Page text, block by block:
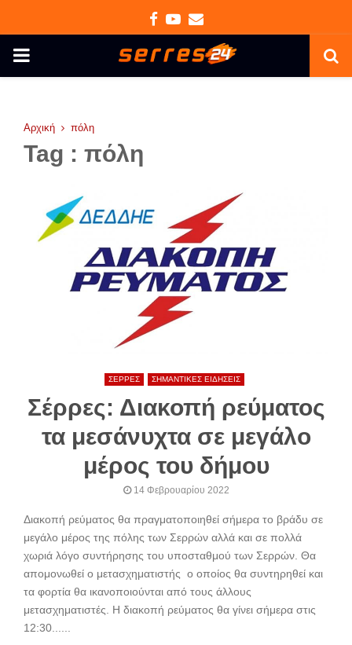
Facebook
Youtube
Email
PRIMARY
Αρχική πόλη
Tag : πόλη
ΣΕΡΡΕΣ ΣΗΜΑΝΤΙΚΕΣ ΕΙΔΗΣΕΙΣ
Σέρρες: Διακοπή ρεύματος
τα μεσάνυχτα σε μεγάλο
μέρος του δήμου
14 Φεβρουαρίου 2022
Διακοπή ρεύματος θα πραγματοποιηθεί σήμερα το βράδυ σε
μεγάλο μέρος της πόλης των Σερρών αλλά και σε πολλά
χωριά λόγο συντήρησης του υποσταθμού των Σερρών. Θα
απομονωθεί ο μετασχηματιστής ο οποίος θα συντηρηθεί και
τα φορτία θα ικανοποιούνται από τους άλλους
μετασχηματιστές. Η διακοπή ρεύματος θα γίνει σήμερα στις
12:30......